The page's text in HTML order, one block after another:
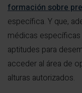
formación sobre
específica. Y que,
médicas
aptitudes para
acceder al área de
alturas autorizados.